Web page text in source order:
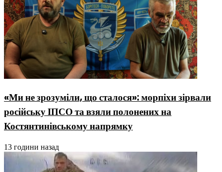
«Ми не зрозуміли, що сталося»: морпіхи зірвали
російську ІПСО та взяли полонених на
Костянтинівському напрямку
13 години назад